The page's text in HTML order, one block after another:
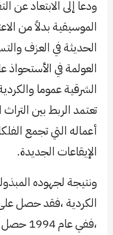
ودعا إلى الابتعاد عن
الموسيقية بدلاً من
الحديثة في العزف
العولمة في الأستحواذ
الشرقية عموما
تعتمد الربط بين
أعماله التي تجمع
الإيقاعات الجديدة.
ونتيجة لجهوده
الكردية ،فقد حصل
،ففي